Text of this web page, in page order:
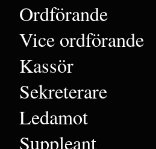
Ordförande
Vice ordförande
Kassör
Sekreterare
Ledamot
Suppleant